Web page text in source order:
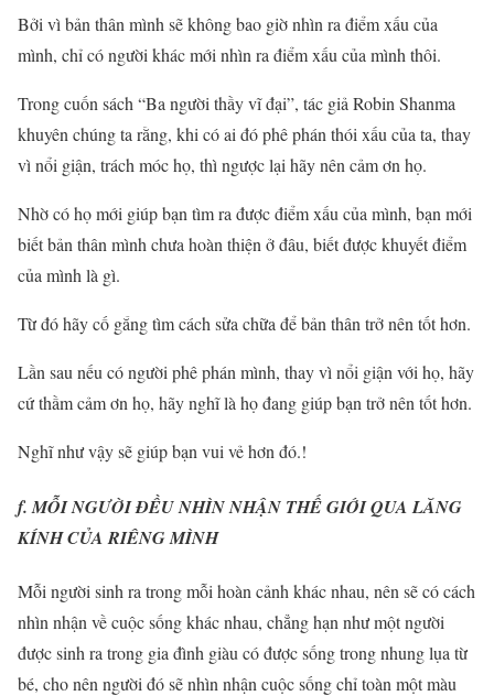
Bởi vì bản thân mình sẽ không bao giờ nhìn ra điểm xấu của
mình, chỉ có người khác mới nhìn ra điểm xấu của mình thôi.
Trong cuốn sách “Ba người thầy vĩ đại”, tác giả Robin Shanma
khuyên chúng ta rằng, khi có ai đó phê phán thói xấu của ta, thay
vì nổi giận, trách móc họ, thì ngược lại hãy nên cảm ơn họ.
Nhờ có họ mới giúp bạn tìm ra được điểm xấu của mình, bạn mới
biết bản thân mình chưa hoàn thiện ở đâu, biết được khuyết điểm
của mình là gì.
Từ đó hãy cố gắng tìm cách sửa chữa để bản thân trở nên tốt hơn.
Lần sau nếu có người phê phán mình, thay vì nổi giận với họ, hãy
cứ thầm cảm ơn họ, hãy nghĩ là họ đang giúp bạn trở nên tốt hơn.
Nghĩ như vậy sẽ giúp bạn vui vẻ hơn đó.!
f. MỖI NGƯỜI ĐỀU NHÌN NHẬN THẾ GIỚI QUA LĂNG
KÍNH CỦA RIÊNG MÌNH
Mỗi người sinh ra trong mỗi hoàn cảnh khác nhau, nên sẽ có cách
nhìn nhận về cuộc sống khác nhau, chẳng hạn như một người
được sinh ra trong gia đình giàu có được sống trong nhung lụa từ
bé, cho nên người đó sẽ nhìn nhận cuộc sống chỉ toàn một màu